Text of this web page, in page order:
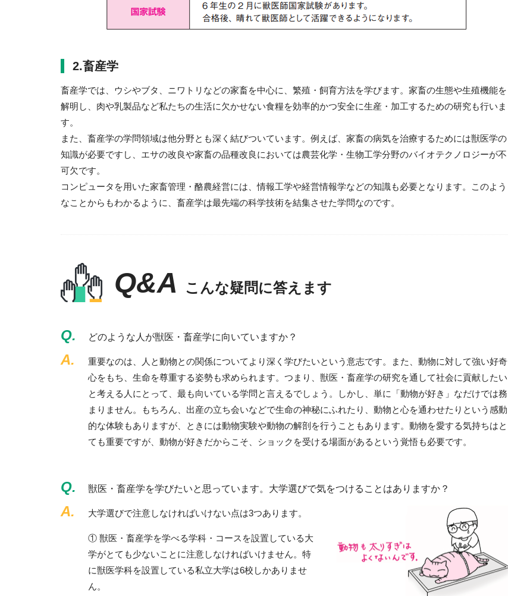
2.畜産学
畜産学では、ウシやブタ、ニワトリなどの家畜を中心に、繁殖・飼育方法を学びます。家畜の生態や生殖機能を
解明し、肉や乳製品など私たちの生活に欠かせない食糧を効率的かつ安全に生産・加工するための研究も行いま
す。
また、畜産学の学問領域は他分野とも深く結びついています。例えば、家畜の病気を治療するためには獣医学の
知識が必要ですし、エサの改良や家畜の品種改良においては農芸化学・生物工学分野のバイオテクノロジーが不
可欠です。
コンピュータを用いた家畜管理・酪農経営には、情報工学や経営情報学などの知識も必要となります。このよう
なことからもわかるように、畜産学は最先端の科学技術を結集させた学問なのです。
Q&A こんな疑問に答えます
Q. どのような人が獣医・畜産学に向いていますか？
A.
重要なのは、人と動物との関係についてより深く学びたいという意志です。また、動物に対して強い好奇
心をもち、生命を尊重する姿勢も求められます。つまり、獣医・畜産学の研究を通して社会に貢献したい
と考える人にとって、最も向いている学問と言えるでしょう。しかし、単に「動物が好き」なだけでは務
まりません。もちろん、出産の立ち会いなどで生命の神秘にふれたり、動物と心を通わせたりという感動
的な体験もありますが、ときには動物実験や動物の解剖を行うこともあります。動物を愛する気持ちはと
ても重要ですが、動物が好きだからこそ、ショックを受ける場面があるという覚悟も必要です。
Q. 獣医・畜産学を学びたいと思っています。大学選びで気をつけることはありますか？
A. 大学選びで注意しなければいけない点は3つあります。
① 獣医・畜産学を学べる学科・コースを設置している大
学がとても少ないことに注意しなければいけません。特
に獣医学科を設置している私立大学は6校しかありませ
ん。